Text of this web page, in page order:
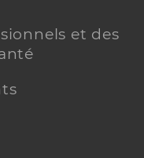
et des